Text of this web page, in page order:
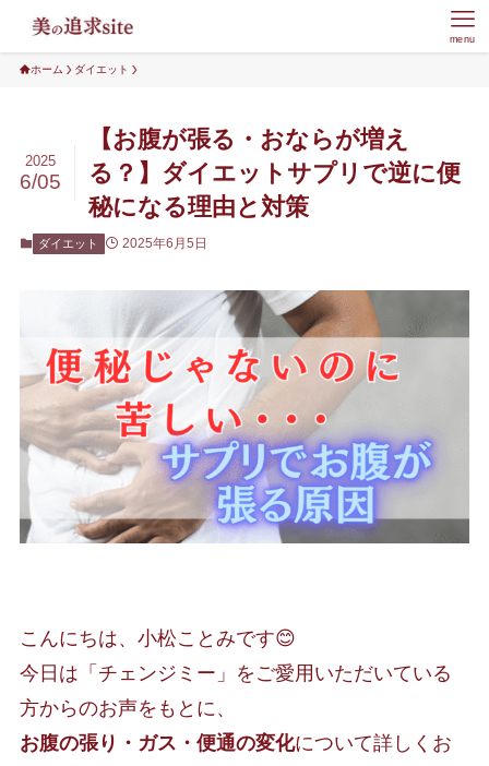
menu
ホーム ダイエット
【お腹が張る・おならが増え
る？】ダイエットサプリで逆に便
秘になる理由と対策
2025
6/05
ダイエット 2025年6月5日
こんにちは、小松ことみです😊
今日は「チェンジミー」をご愛用いただいている
方からのお声をもとに、
お腹の張り・ガス・便通の変化について詳しくお